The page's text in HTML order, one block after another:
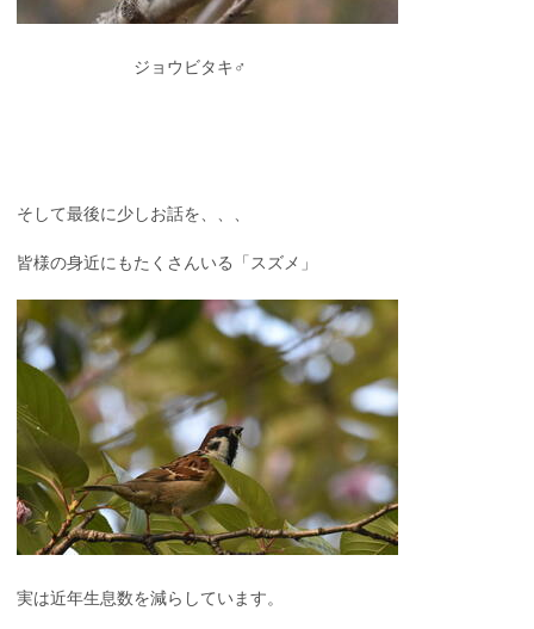
ジョウビタキ♂
そして最後に少しお話を、、、
皆様の身近にもたくさんいる「スズメ」
実は近年生息数を減らしています。